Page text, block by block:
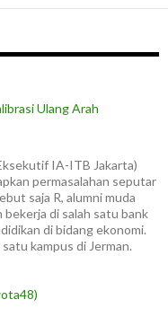
Ulang Arah
IA-ITB Jakarta)
permasalahan seputar
saja R, alumni muda
di salah satu bank
di bidang ekonomi.
kampus di Jerman.